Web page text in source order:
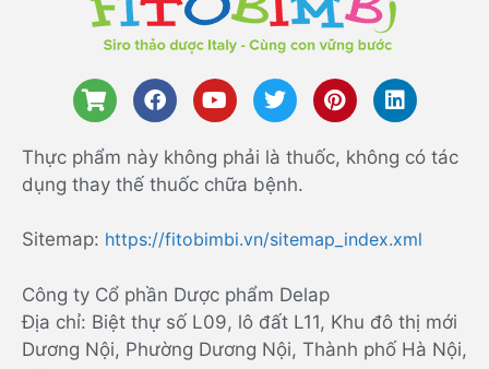
Thực phẩm này không phải là thuốc, không có tác
dụng thay thế thuốc chữa bệnh.
Sitemap: https://fitobimbi.vn/sitemap_index.xml
Công ty Cổ phần Dược phẩm Delap
Địa chỉ: Biệt thự số L09, lô đất L11, Khu đô thị mới
Dương Nội, Phường Dương Nội, Thành phố Hà Nội,